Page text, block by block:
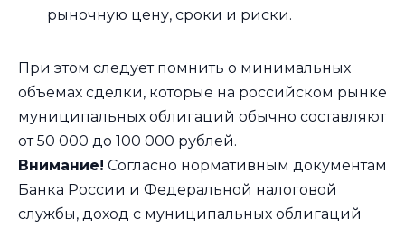
рыночную цену, сроки и риски.
При этом следует помнить о минимальных
объемах сделки, которые на российском рынке
муниципальных облигаций обычно составляют
от 50 000 до 100 000 рублей.
Внимание! Согласно нормативным документам
Банка России и Федеральной налоговой
службы, доход с муниципальных облигаций